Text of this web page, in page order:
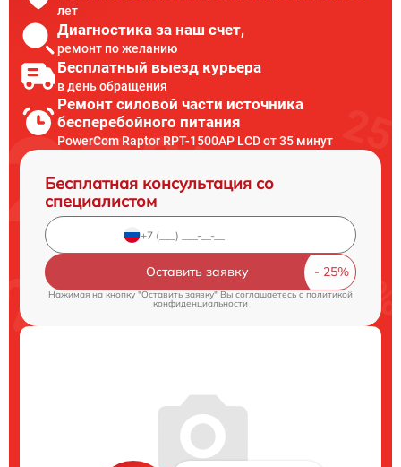
лет
Диагностика за наш счет,
ремонт по желанию
Бесплатный выезд курьера
в день обращения
Ремонт силовой части источника
бесперебойного питания
PowerCom Raptor RPT-1500AP LCD от 35 минут
Бесплатная консультация со
специалистом
Оставить заявку
Нажимая на кнопку "Оставить заявку" Вы соглашаетесь cполитикой
конфиденциальности